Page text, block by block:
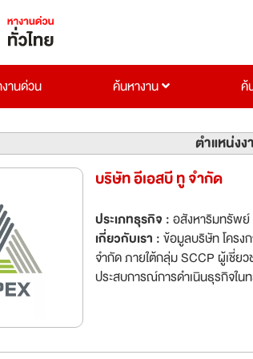
านด่วน ค้นหางาน ค้
ตำแหน่ง
บริษัท อีเอสบี ทู จำกัด
ประเภทธุรกิจ :อสังหาริมทรัพย์
เกี่ยวกับเรา :ข้อมูลบริษัท โครงการเอเพ็กซ์ อพาร์ทเม้น ก่อตั้งขึ้นในปี พ.ศ. 2556 โดยบริษัท ESB2
จำกัด ภายใต้กลุ่ม SCCP ผู้เชี่ย
ประสบการณ์การดำเนินธุรกิจใน
แบบใกล้เคียง) รวมถึงอาคารพา
การเอพ็กซ์ อพาร์ทเม้น พร้อมน
พนักงานโรงงานและผู้ที่ประกอ